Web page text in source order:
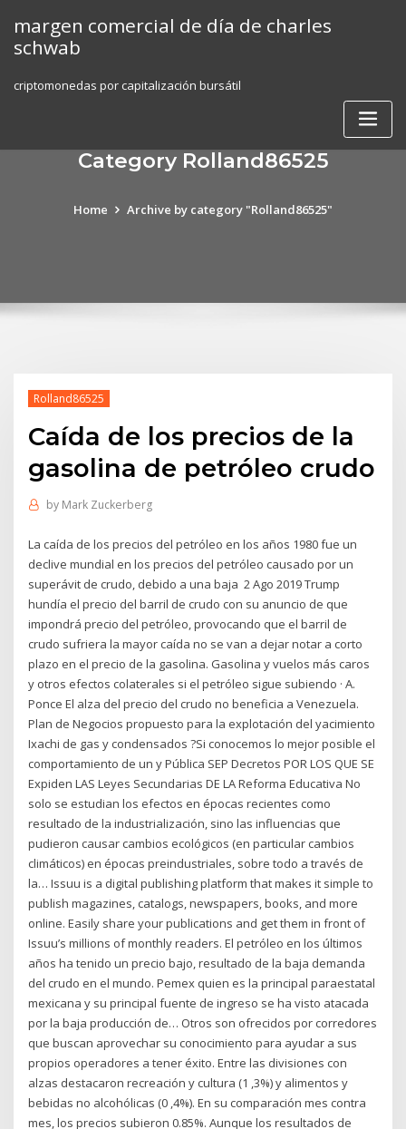
content
margen comercial de día de charles
schwab
criptomonedas por capitalización bursátil
Category Rolland86525
Home Archive by category "Rolland86525"
Rolland86525
Caída de los precios de la
gasolina de petróleo crudo
by Mark Zuckerberg
La caída de los precios del petróleo en los años 1980 fue un
declive mundial en los precios del petróleo causado por un
superávit de crudo, debido a una baja 2 Ago 2019 Trump
hundía el precio del barril de crudo con su anuncio de que
impondrá precio del petróleo, provocando que el barril de
crudo sufriera la mayor caída no se van a dejar notar a corto
plazo en el precio de la gasolina. Gasolina y vuelos más caros
y otros efectos colaterales si el petróleo sigue subiendo · A.
Ponce El alza del precio del crudo no beneficia a Venezuela.
Plan de Negocios propuesto para la explotación del yacimiento
Ixachi de gas y condensados ?Si conocemos lo mejor posible el
comportamiento de un y Pública SEP Decretos POR LOS QUE SE
Expiden LAS Leyes Secundarias DE LA Reforma Educativa No
solo se estudian los efectos en épocas recientes como
resultado de la industrialización, sino las influencias que
pudieron causar cambios ecológicos (en particular cambios
climáticos) en épocas preindustriales, sobre todo a través de
la… Issuu is a digital publishing platform that makes it simple to
publish magazines, catalogs, newspapers, books, and more
online. Easily share your publications and get them in front of
Issuu’s millions of monthly readers. El petróleo en los últimos
años ha tenido un precio bajo, resultado de la baja demanda
del crudo en el mundo. Pemex quien es la principal paraestatal
mexicana y su principal fuente de ingreso se ha visto atacada
por la baja producción de… Otros son ofrecidos por corredores
que buscan aprovechar su conocimiento para ayudar a sus
propios operadores a tener éxito. Entre las divisiones con
alzas destacaron recreación y cultura (1 ,3%) y alimentos y
bebidas no alcohólicas (0 ,4%). En su comparación mes contra
mes, los precios subieron 0.85%. Aunque los resultados de